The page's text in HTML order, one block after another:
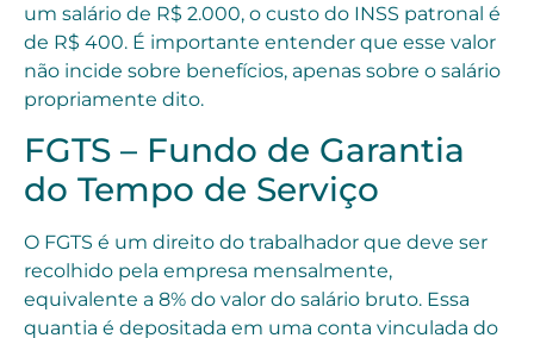
um salário de R$ 2.000, o custo do INSS patronal é
de R$ 400. É importante entender que esse valor
não incide sobre benefícios, apenas sobre o salário
propriamente dito.
FGTS – Fundo de Garantia
do Tempo de Serviço
O FGTS é um direito do trabalhador que deve ser
recolhido pela empresa mensalmente,
equivalente a 8% do valor do salário bruto. Essa
quantia é depositada em uma conta vinculada do